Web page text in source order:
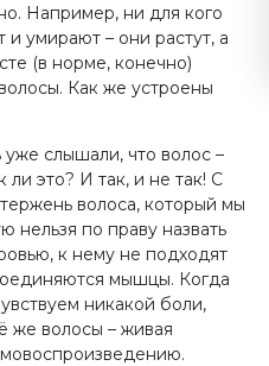
Например, ни для кого
и умирают – они растут, а
(в норме, конечно)
Как же устроены
слышали, что волос –
ли это? И так, и не так! С
волоса, который мы
нельзя по праву назвать
к нему не подходят
мышцы. Когда
никакой боли,
же волосы – живая